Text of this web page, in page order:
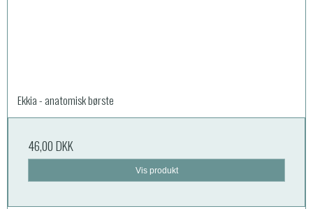
Ekkia - anatomisk børste
46,00 DKK
Vis produkt